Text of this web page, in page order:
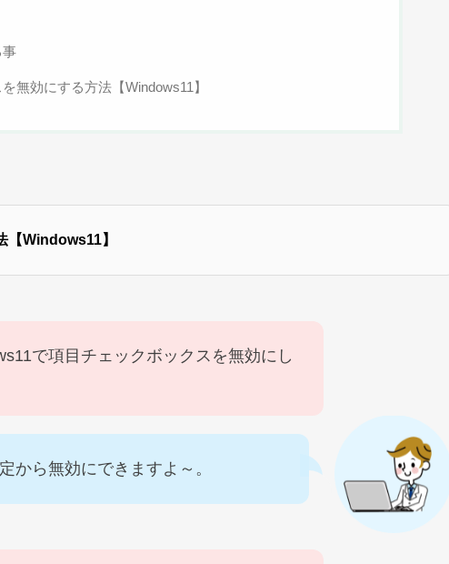
事
無効にする方法【Windows11】
【Windows11】
で項目チェックボックスを無効にし
から無効にできますよ～。